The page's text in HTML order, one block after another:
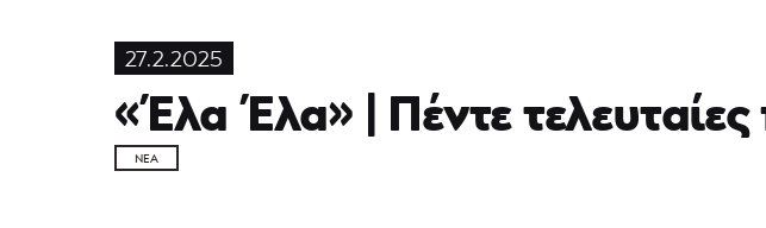
27.2.2025
«Έλα Έλα» | Πέντε
ΝΈΑ